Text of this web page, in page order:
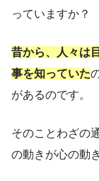
っていますか？
昔から、人々は
事を知っていた
があるのです。
そのことわざの
の動きが心の動